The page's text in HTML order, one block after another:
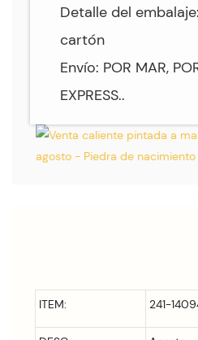
Detalle del
cartón
Envío: POR MAR,
EXPRESS..
ITEM: 241-